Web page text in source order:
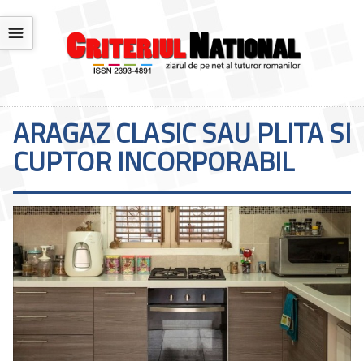
☰
ARAGAZ CLASIC SAU PLITA SI
CUPTOR INCORPORABIL